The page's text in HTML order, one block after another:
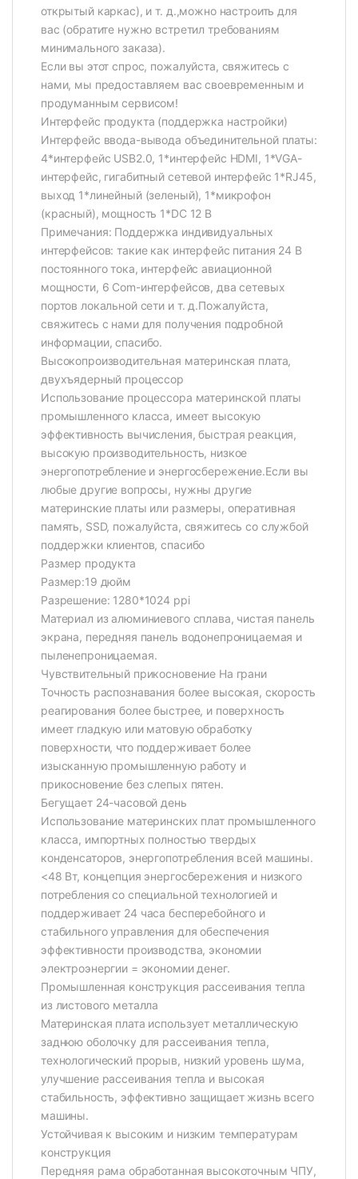
открытый каркас), и т. д.,можно настроить для
вас (обратите нужно встретил требованиям
минимального заказа).
Если вы этот спрос, пожалуйста, свяжитесь с
нами, мы предоставляем вас своевременным и
продуманным сервисом!
Интерфейс продукта (поддержка настройки)
Интерфейс ввода-вывода объединительной платы:
4*интерфейс USB2.0, 1*интерфейс HDMI, 1*VGA-
интерфейс, гигабитный сетевой интерфейс 1*RJ45,
выход 1*линейный (зеленый), 1*микрофон
(красный), мощность 1*DC 12 В
Примечания: Поддержка индивидуальных
интерфейсов: такие как интерфейс питания 24 В
постоянного тока, интерфейс авиационной
мощности, 6 Com-интерфейсов, два сетевых
портов локальной сети и т. д.Пожалуйста,
свяжитесь с нами для получения подробной
информации, спасибо.
Высокопроизводительная материнская плата,
двухъядерный процессор
Использование процессора материнской платы
промышленного класса, имеет высокую
эффективность вычисления, быстрая реакция,
высокую производительность, низкое
энергопотребление и энергосбережение.Если вы
любые другие вопросы, нужны другие
материнские платы или размеры, оперативная
память, SSD, пожалуйста, свяжитесь со службой
поддержки клиентов, спасибо
Размер продукта
Размер:19 дюйм
Разрешение: 1280*1024 ppi
Материал из алюминиевого сплава, чистая панель
экрана, передняя панель водонепроницаемая и
пыленепроницаемая.
Чувствительный прикосновение На грани
Точность распознавания более высокая, скорость
реагирования более быстрее, и поверхность
имеет гладкую или матовую обработку
поверхности, что поддерживает более
изысканную промышленную работу и
прикосновение без слепых пятен.
Бегущает 24-часовой день
Использование материнских плат промышленного
класса, импортных полностью твердых
конденсаторов, энергопотребления всей машины.
<48 Вт, концепция энергосбережения и низкого
потребления со специальной технологией и
поддерживает 24 часа бесперебойного и
стабильного управления для обеспечения
эффективности производства, экономии
электроэнергии = экономии денег.
Промышленная конструкция рассеивания тепла
из листового металла
Материнская плата использует металлическую
заднюю оболочку для рассеивания тепла,
технологический прорыв, низкий уровень шума,
улучшение рассеивания тепла и высокая
стабильность, эффективно защищает жизнь всего
машины.
Устойчивая к высоким и низким температурам
конструкция
Передняя рама обработанная высокоточным ЧПУ,